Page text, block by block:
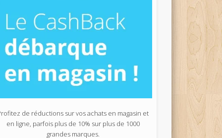
de réductions sur vos achats en magasin et
en ligne, parfois plus de 10% sur plus de 1000
grandes marques.